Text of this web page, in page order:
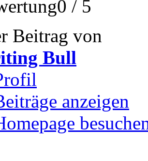
/ 5
Beitrag von
Bull
anzeigen